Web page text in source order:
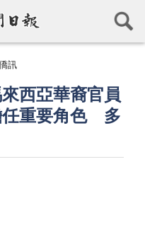
訊
西亞華裔官員
任重要角色 多